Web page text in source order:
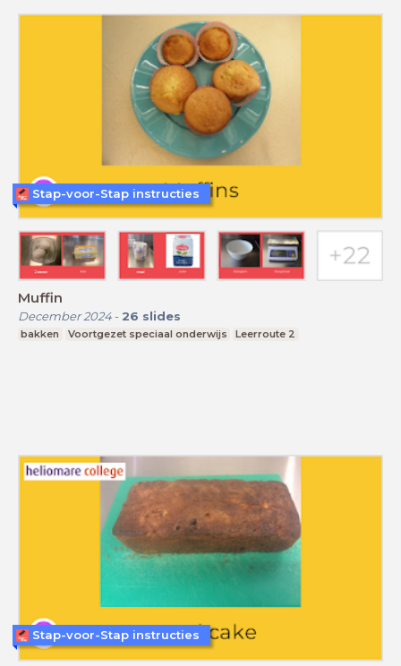
Muffin
December 2024- 26 slides
bakken Voortgezet speciaal onderwijs Leerroute 2
Stap-voor-Stap instructies
Stap-voor-Stap instructies